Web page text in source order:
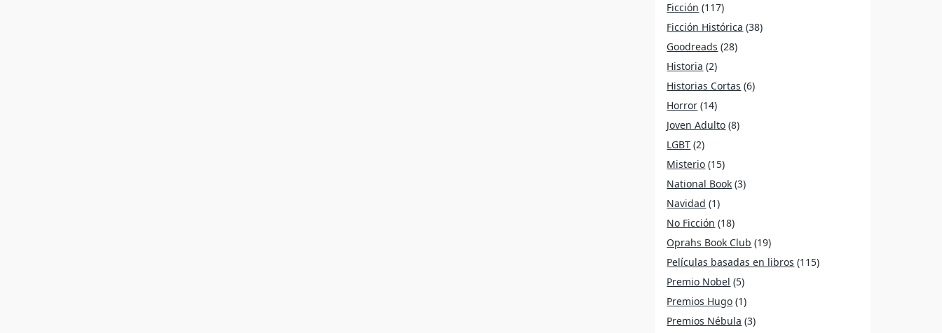
Ficción (117)
Ficción Histórica (38)
Goodreads (28)
Historia (2)
Historias Cortas (6)
Horror (14)
Joven Adulto (8)
LGBT (2)
Misterio (15)
National Book (3)
Navidad (1)
No Ficción (18)
Oprahs Book Club (19)
Películas basadas en libros (115)
Premio Nobel (5)
Premios Hugo (1)
Premios Nébula (3)